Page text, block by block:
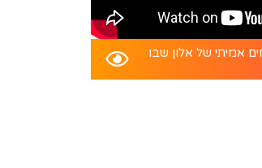
אמיתי של אלון שבו